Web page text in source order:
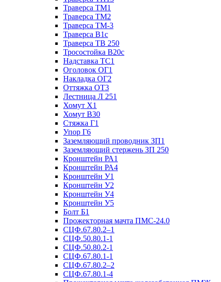
Траверса ТМ1
Траверса ТМ2
Траверса ТМ-3
Траверса В1с
Траверса ТВ 250
Тросостойка В20с
Надставка ТС1
Оголовок ОГ1
Накладка ОГ2
Оттяжка ОТ3
Лестница Л 251
Хомут Х1
Хомут В30
Стяжка Г1
Упор Г6
Заземляющий проводник ЗП1
Заземляющий стержень ЗП 250
Кронштейн РА1
Кронштейн РА4
Кронштейн У1
Кронштейн У2
Кронштейн У4
Кронштейн У5
Болт Б1
Прожекторная мачта ПМС-24.0
СЦФ.67.80.2–1
СЦФ.50.80.1-1
СЦФ.50.80.2-1
СЦФ.67.80.1-1
СЦФ.67.80.2–2
СЦФ.67.80.1-4